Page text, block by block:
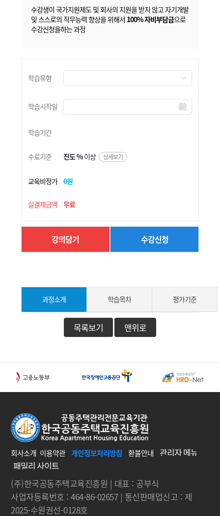
수강생이 국가지원제도 및 회사의 지원을 받지 않고 자기개발
및 스스로의 직무능력 향상을 위해서 100% 자비부담금으로
수강신청을하는 과정
학습유형
학습시작일
학습기간
수료기준 진도 %이상 상세보기
교육비정가 0원
실결제금액 무료
강의담기 수강신청
과정소개 학습목차 평가기준
목록보기 맨위로
회사소개 이용약관 개인정보처리방침 환불안내
(주)한국공동주택교육진흥원 | 대표 : 공부식
사업자등록번호 : 464-86-02657 | 통신판매업신고 : 제
2025-수원권선-0128호